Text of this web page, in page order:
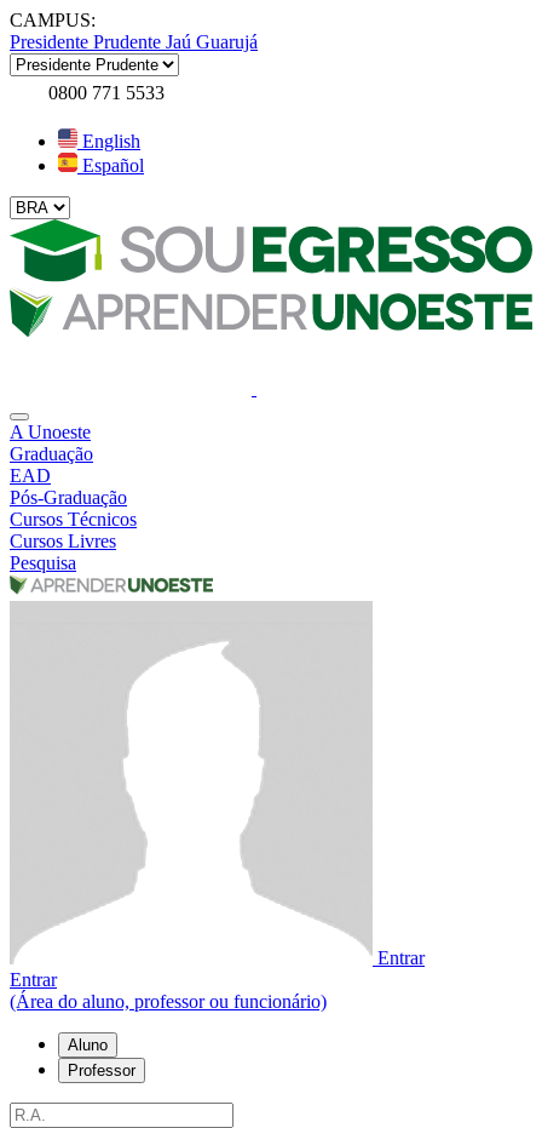
CAMPUS:
Presidente Prudente Jaú Guarujá
0800 771 5533
English
Español
A Unoeste
Graduação
EAD
Pós-Graduação
Cursos Técnicos
Cursos Livres
Pesquisa
Entrar
Entrar
(Área do aluno, professor ou funcionário)
Aluno
Professor